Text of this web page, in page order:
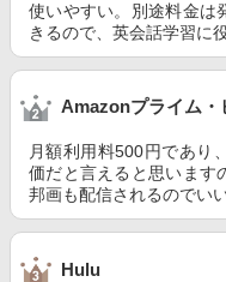
使いやすい。別途料金は
きるので、英会話学習に
Amazonプライム・
月額利用料500円であり
価だと言えると思います
邦画も配信されるのでい
Hulu